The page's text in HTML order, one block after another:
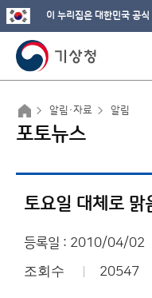
이 누리집은 대한민국 공
알림·자료 알림
포토뉴스
토요일 대체로
등록일 : 2010/04/02
조회수 20547